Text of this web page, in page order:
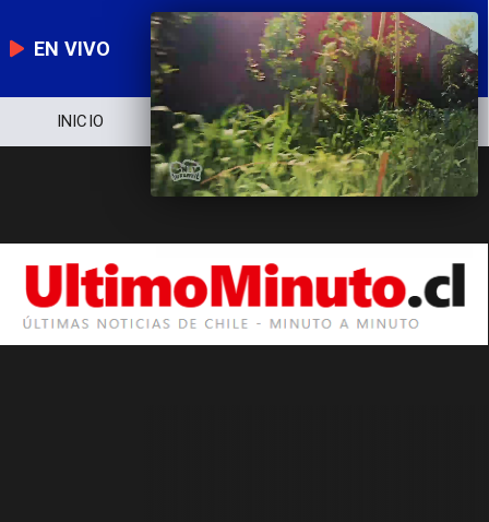
EN VIVO
INICIO NOTICIERO POLÍTICA